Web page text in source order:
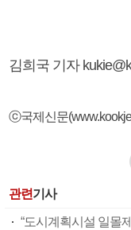
김희국 기자
ⓒ국제신문
관련기사
“도시계획시설 일몰